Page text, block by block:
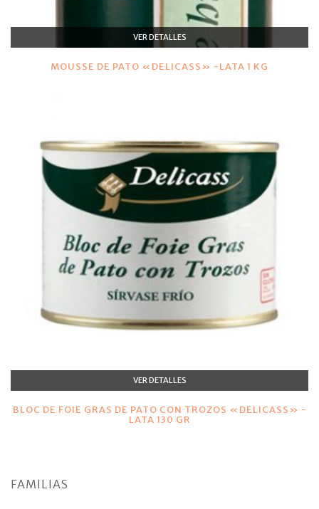
VER DETALLES
MOUSSE DE PATO «DELICASS» -LATA 1 KG
VER DETALLES
BLOC DE FOIE GRAS DE PATO CON TROZOS «DELICASS» -
LATA 130 GR
FAMILIAS